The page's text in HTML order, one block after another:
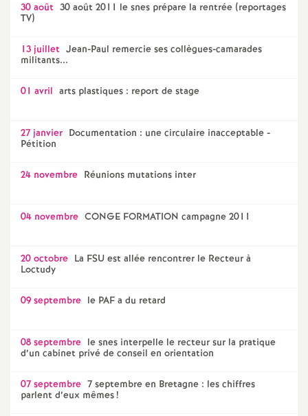
30 août 30 août 2011 le snes prépare la rentrée (reportages
TV)
13 juillet Jean-Paul remercie ses collègues-camarades
militants...
01 avril arts plastiques : report de stage
27 janvier Documentation : une circulaire inacceptable -
Pétition
24 novembre Réunions mutations inter
04 novembre CONGE FORMATION campagne 2011
20 octobre La FSU est allée rencontrer le Recteur à
Loctudy
09 septembre le PAF a du retard
08 septembre le snes interpelle le recteur sur la pratique
d’un cabinet privé de conseil en orientation
07 septembre 7 septembre en Bretagne : les chiffres
parlent d’eux mêmes!